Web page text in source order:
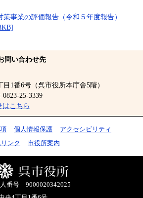
事業の評価報告（令和５年度報告）
問い合わせ先
目1番6号（呉市役所本庁舎5階）
0823-25-3339
はこちら
個人情報保護
アクセシビリティ
ンク 市役所案内
番号 9000020342025